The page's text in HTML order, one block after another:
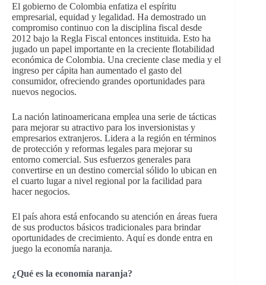
El gobierno de Colombia enfatiza el espíritu
empresarial, equidad y legalidad. Ha demostrado un
compromiso continuo con la disciplina fiscal desde
2012 bajo la Regla Fiscal entonces instituida. Esto ha
jugado un papel importante en la creciente flotabilidad
económica de Colombia. Una creciente clase media y el
ingreso per cápita han aumentado el gasto del
consumidor, ofreciendo grandes oportunidades para
nuevos negocios.
La nación latinoamericana emplea una serie de tácticas
para mejorar su atractivo para los inversionistas y
empresarios extranjeros. Lidera a la región en términos
de protección y reformas legales para mejorar su
entorno comercial. Sus esfuerzos generales para
convertirse en un destino comercial sólido lo ubican en
el cuarto lugar a nivel regional por la facilidad para
hacer negocios.
El país ahora está enfocando su atención en áreas fuera
de sus productos básicos tradicionales para brindar
oportunidades de crecimiento. Aquí es donde entra en
juego la economía naranja.
¿Qué es la economía naranja?